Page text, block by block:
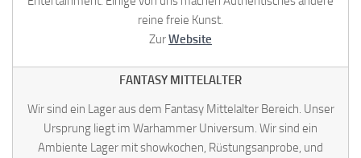
reine freie Kunst.
ZurWebsite
FANTASY MITTELALTER
Wir sind ein Lager aus dem Fantasy Mittelalter Bereich. Unser
Ursprung liegt im Warhammer Universum. Wir sind ein
Ambiente Lager mit showkochen, Rüstungsanprobe, und